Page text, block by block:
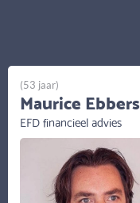
(53 jaar)
Maurice Ebbers
EFD financieel advies